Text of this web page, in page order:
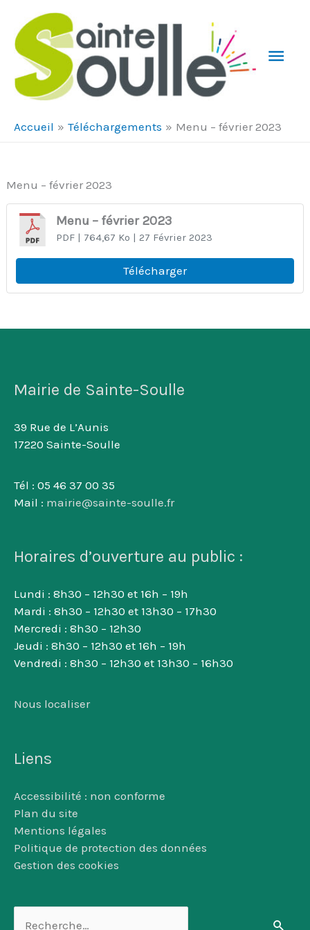
Accueil Téléchargements Menu – février 2023
Menu – février 2023
Menu – février 2023
PDF| 764,67 Ko | 27 Février 2023
Télécharger
Mairie de Sainte-Soulle
39 Rue de L’Aunis
17220 Sainte-Soulle
Tél : 05 46 37 00 35
Mail : mairie@sainte-soulle.fr
Horaires d’ouverture au public :
Lundi : 8h30 – 12h30 et 16h – 19h
Mardi : 8h30 – 12h30 et 13h30 – 17h30
Mercredi : 8h30 – 12h30
Jeudi : 8h30 – 12h30 et 16h – 19h
Vendredi : 8h30 – 12h30 et 13h30 – 16h30
Nous localiser
Liens
Accessibilité : non conforme
Plan du site
Mentions légales
Politique de protection des données
Gestion des cookies